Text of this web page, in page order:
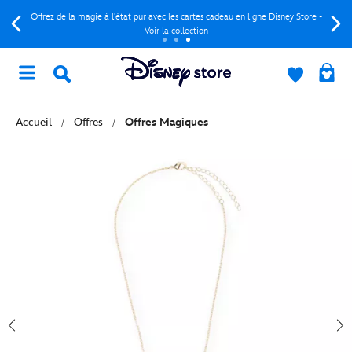
Offrez de la magie à l'état pur avec les cartes cadeau en ligne Disney Store -
Voir la collection
Accueil Offres Offres Magiques